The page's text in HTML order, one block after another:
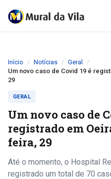
Início Notícias
Geral
Um novo caso de Covid 19 é
29
GERAL
Um novo caso de
registrado em
feira, 29
Até o momento, o Hospital
registrado um total de 70